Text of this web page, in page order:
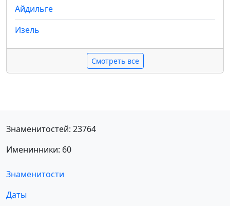
Айдильге
Изель
Смотреть все
Знаменитостей: 23764
Именинники: 60
Знаменитости
Даты